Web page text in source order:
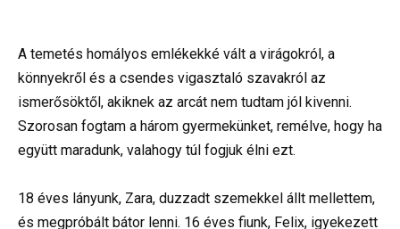
A temetés homályos emlékekké vált a virágokról, a
könnyekről és a csendes vigasztaló szavakról az
ismerősöktől, akiknek az arcát nem tudtam jól kivenni.
Szorosan fogtam a három gyermekünket, remélve, hogy ha
együtt maradunk, valahogy túl fogjuk élni ezt.
18 éves lányunk, Zara, duzzadt szemekkel állt mellettem,
és megpróbált bátor lenni. 16 éves fiunk, Felix, igyekezett